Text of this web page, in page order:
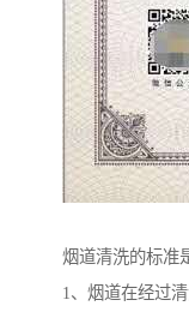
烟道清洗的标准
1、烟道在经过